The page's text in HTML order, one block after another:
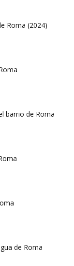
Roma (2024)
barrio de Roma
de Roma